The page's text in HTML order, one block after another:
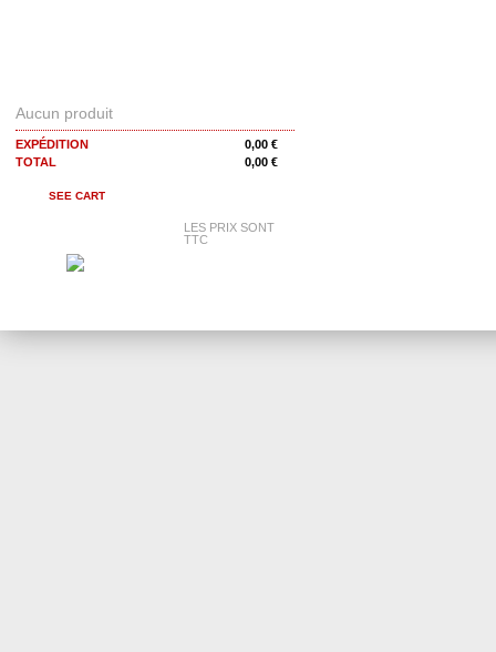
Aucun produit
EXPÉDITION
0,00 €
TOTAL
0,00 €
SEE CART
LES PRIX SONT
TTC